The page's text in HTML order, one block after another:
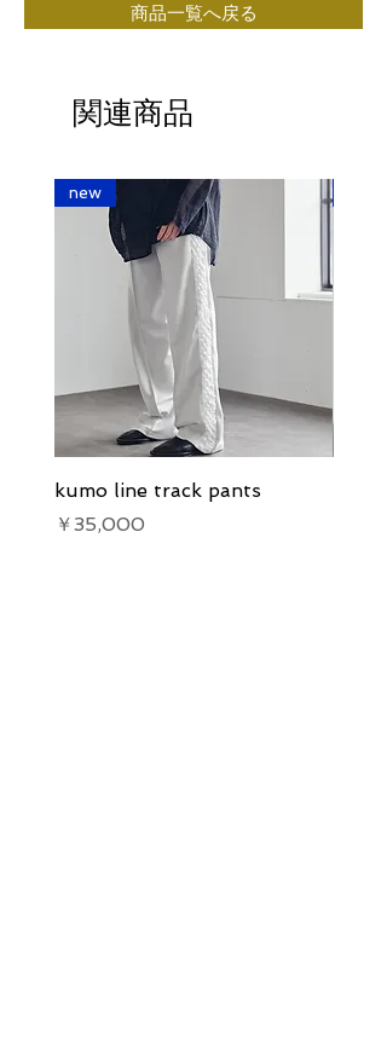
商品一覧へ戻る
関連商品
new
kumo line track pants
価格
￥35,000